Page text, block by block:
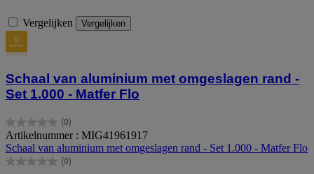
Vergelijken Vergelijken
Schaal van aluminium met omgeslagen rand -
Set 1.000 - Matfer Flo
(0)
0.0
van
de
5
Artikelnummer : MIG41961917
Schaal van aluminium met omgeslagen rand - Set 1.000 - Matfer Flo
(0)
0.0